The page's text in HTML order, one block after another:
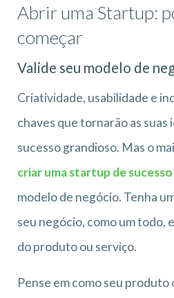
Abrir uma Startup:
começar
Valide seu modelo de
Criatividade, usabilidade e
chaves que tornarão as suas
sucesso grandioso. Mas o
criar uma startup de sucesso
modelo de negócio. Tenha
seu negócio, como um todo,
do produto ou serviço.
Pense em como seu produto